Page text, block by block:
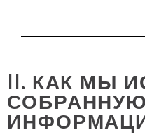
II. КАК МЫ